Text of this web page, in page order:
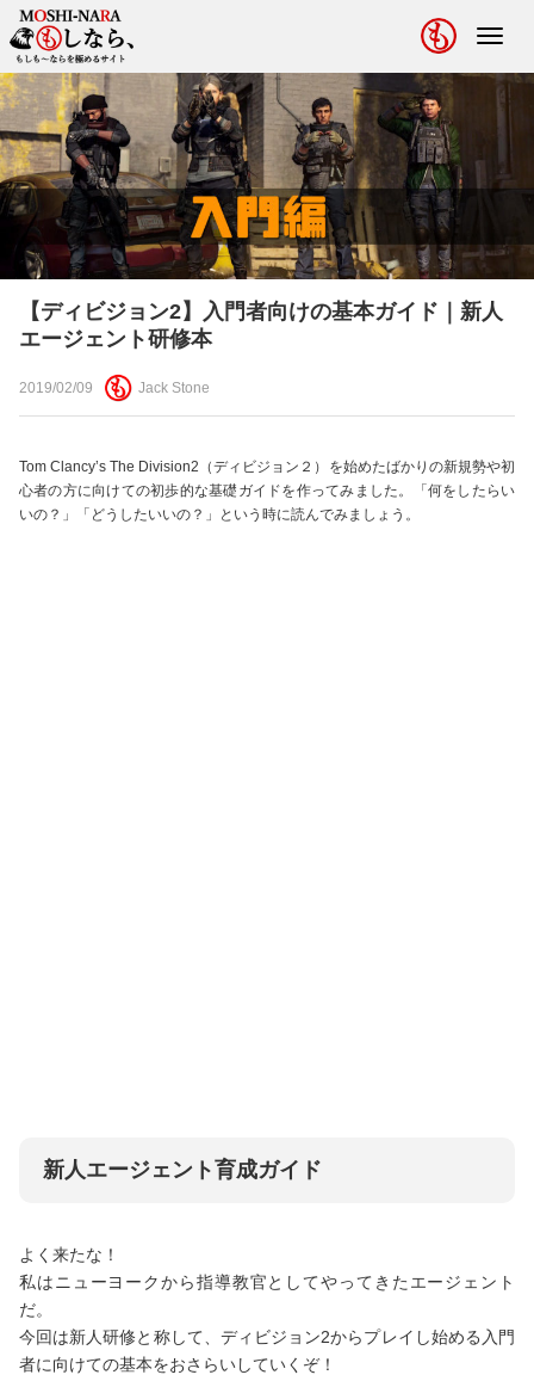
【ディビジョン2】入門者向けの基本ガイド｜新人
エージェント研修本
2019/02/09 Jack Stone
Tom Clancy’s The Division2（ディビジョン２）を始めたばかりの新規勢や初
心者の方に向けての初歩的な基礎ガイドを作ってみました。「何をしたらい
いの？」「どうしたいいの？」という時に読んでみましょう。
新人エージェント育成ガイド
よく来たな！
私はニューヨークから指導教官としてやってきたエージェント
だ。
今回は新人研修と称して、ディビジョン2からプレイし始める入門
者に向けての基本をおさらいしていくぞ！